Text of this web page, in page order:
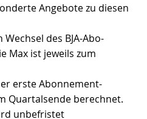
Angebote zu diesen
des BJA-Abo-
Max ist jeweils zum
erste Abonnement-
Quartalsende berechnet.
unbefristet